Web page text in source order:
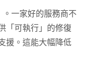
一家好的服務商不
「可執行」的修復
援。這能大幅降低